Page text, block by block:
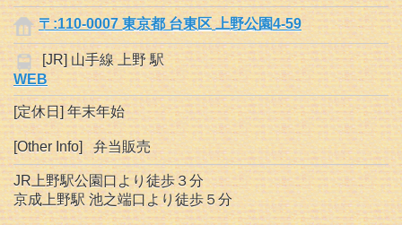
〒:110-0007 東京都 台東区 上野公園4-59
[JR] 山手線 上野 駅
WEB
[定休日] 年末年始
[Other Info] 弁当販売
JR上野駅公園口より徒歩３分
京成上野駅 池之端口より徒歩５分